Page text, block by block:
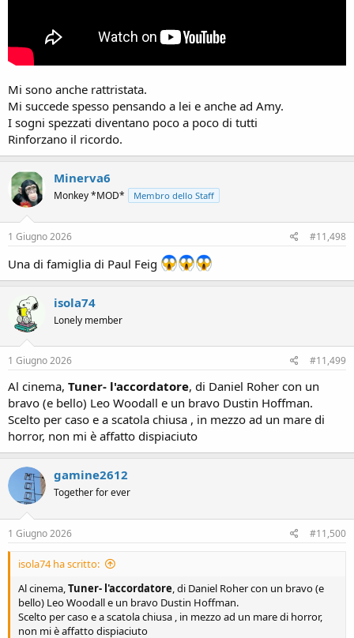
Mi sono anche rattristata.
Mi succede spesso pensando a lei e anche ad Amy.
I sogni spezzati diventano poco a poco di tutti
Rinforzano il ricordo.
Minerva6
Monkey *MOD* Membro dello Staff
1 Giugno 2026 #11,498
Una di famiglia di Paul Feig
isola74
Lonely member
1 Giugno 2026 #11,499
Al cinema, Tuner- l'accordatore, di Daniel Roher con un
bravo (e bello) Leo Woodall e un bravo Dustin Hoffman.
Scelto per caso e a scatola chiusa , in mezzo ad un mare di
horror, non mi è affatto dispiaciuto
gamine2612
Together for ever
1 Giugno 2026 #11,500
isola74 ha scritto:
Al cinema,Tuner- l'accordatore, di Daniel Roher con un bravo (e
bello) Leo Woodall e un bravo Dustin Hoffman.
Scelto per caso e a scatola chiusa , in mezzo ad un mare di horror,
non mi è affatto dispiaciuto